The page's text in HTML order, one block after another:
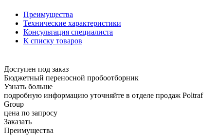
Преимущества
Технические характеристики
Консультация специалиста
К списку товаров
Доступен под заказ
Бюджетный переносной пробоотборник
Узнать больше
подробную информацию уточняйте в отделе продаж Poltraf
Group
цена по запросу
Заказать
Преимущества